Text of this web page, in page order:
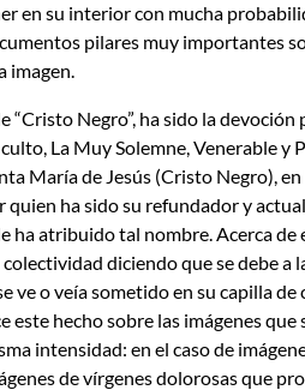
en su interior con mucha
pilares muy importantes
imagen.
“Cristo Negro”, ha sido la
La Muy Solemne, Venerable
María de Jesús (Cristo Negro),
quien ha sido su refundador y
ha atribuido tal nombre. Acerca de
diciendo que se debe
ve o veía sometido en su capilla
este hecho sobre las imágenes
intensidad: en el caso de
de vírgenes dolorosas que